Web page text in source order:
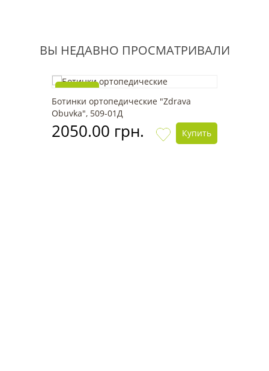
ВЫ НЕДАВНО ПРОСМАТРИВАЛИ
Новинка
Ботинки ортопедические "Zdrava
Obuvka", 509-01Д
2050.00 грн. Купить